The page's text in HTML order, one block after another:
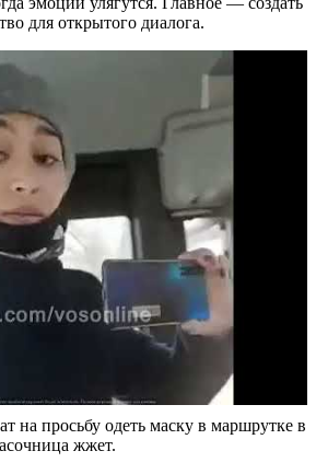
для открытого диалога.
на просьбу одеть маску в маршрутке в
жжет.